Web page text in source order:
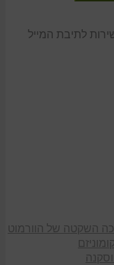
לתיבת המייל
השקטה של הוורמוט